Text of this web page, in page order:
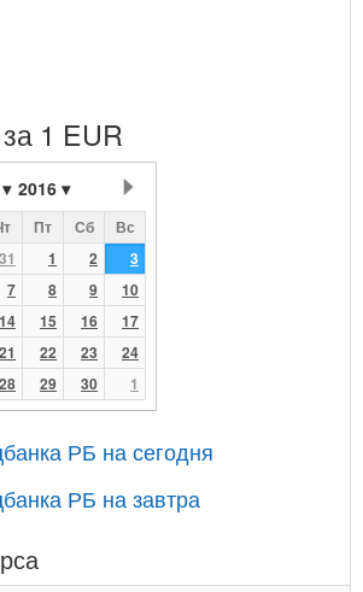
1 EUR
2016
Пт Сб
Вс
31 1 2
3
7 8 9
10
14 15 16
17
21 22 23
24
28 29 30 1
РБ на сегодня
РБ на завтра